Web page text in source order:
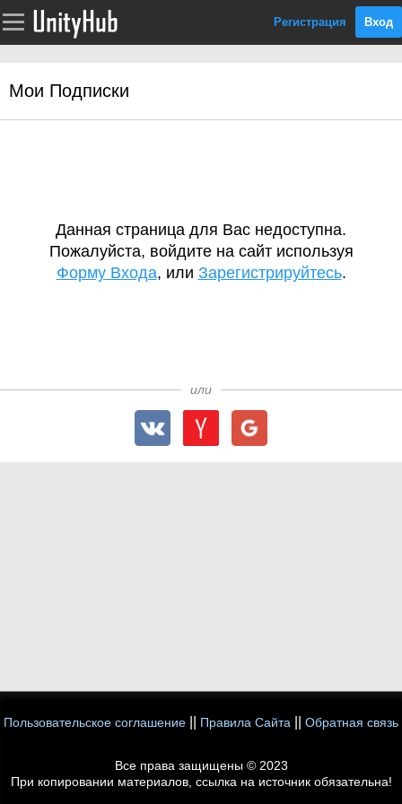
Регистрация Вход
Мои Подписки
Данная страница для Вас недоступна.
Пожалуйста, войдите на сайт используя
Форму Входа, или Зарегистрируйтесь.
или
Пользовательское соглашение Правила Сайта Обратная связь
Все права защищены © 2023
При копировании материалов, ссылка на источник обязательна!